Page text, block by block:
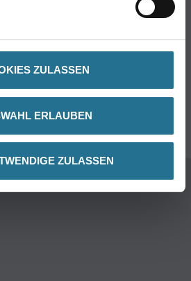
ZULASSEN
ERLAUBEN
ZULASSEN